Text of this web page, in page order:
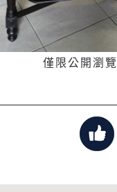
僅限公開瀏覽